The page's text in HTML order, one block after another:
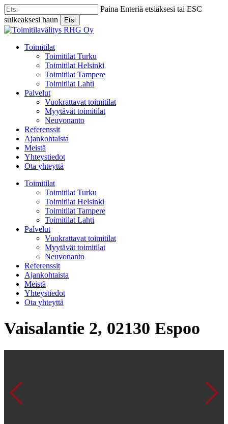
Skip
to
main
content
Paina Enteriä etsiäksesi tai ESC
sulkeaksesi haun
Etsi
Close
Menu
Toimitilat
Toimitilat Turku
Toimitilat Helsinki
Toimitilat Tampere
Toimitilat Lahti
Palvelut
Vuokrattavat toimitilat
Myytävät toimitilat
Neuvonanto
Referenssit
Ajankohtaista
Meistä
Yhteystiedot
Ota yhteyttä
Toimitilat
Toimitilat Turku
Toimitilat Helsinki
Toimitilat Tampere
Toimitilat Lahti
Palvelut
Vuokrattavat toimitilat
Myytävät toimitilat
Neuvonanto
Referenssit
Ajankohtaista
Meistä
Yhteystiedot
Ota yhteyttä
Vaisalantie 2, 02130 Espoo